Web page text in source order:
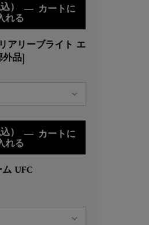
） ― カートに
れる
アリーブライト エ
品]
） ― カートに
れる
UFC